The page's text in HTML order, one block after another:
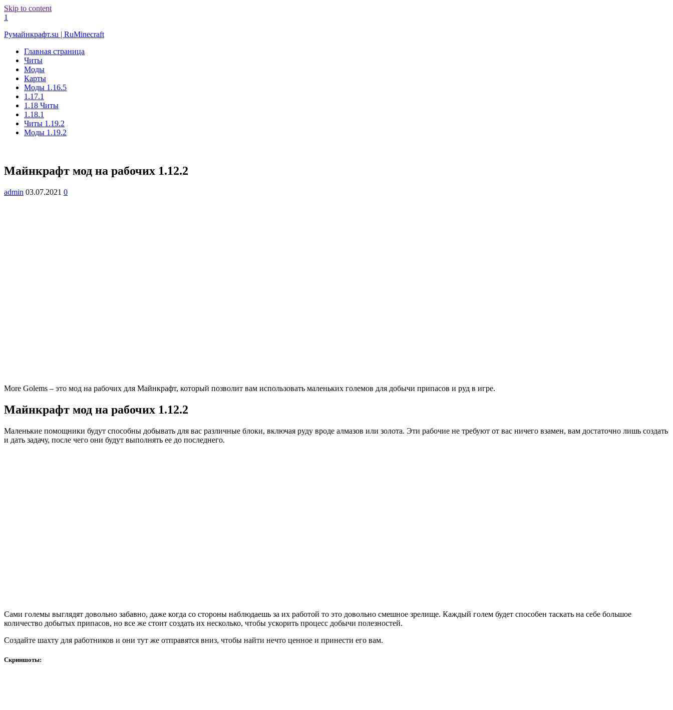
Skip to content
1
Румайнкрафт.su | RuMinecraft
Главная страница
Читы
Моды
Карты
Моды 1.16.5
1.17.1
1.18 Читы
1.18.1
Читы 1.19.2
Моды 1.19.2
Майнкрафт мод на рабочих 1.12.2
admin 03.07.2021 0
More Golems – это мод на рабочих для Майнкрафт, который позволит вам использовать маленьких големов для добычи припасов и руд в игре.
Майнкрафт мод на рабочих 1.12.2
Маленькие помощники будут способны добывать для вас различные блоки, включая руду вроде алмазов или золота. Эти рабочие не требуют от вас ничего взамен, вам достаточно лишь создать
и дать задачу, после чего они будут выполнять ее до последнего.
Сами големы выглядят довольно забавно, даже когда со стороны наблюдаешь за их работой то это довольно смешное зрелище. Каждый голем будет способен таскать на себе большое
количество добытых припасов, но все же стоит создать их несколько, чтобы ускорить процесс добычи полезностей.
Создайте шахту для работников и они тут же отправятся вниз, чтобы найти нечто ценное и принести его вам.
Скриншоты: